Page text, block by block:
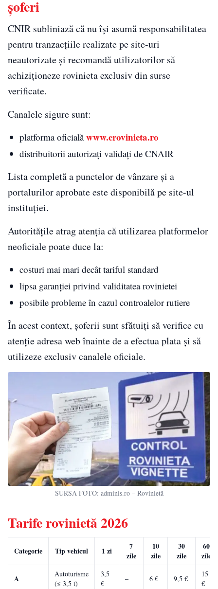
șoferi
CNIR subliniază că nu își asumă responsabilitatea
pentru tranzacțiile realizate pe site-uri
neautorizate și recomandă utilizatorilor să
achiziționeze rovinieta exclusiv din surse
verificate.
Canalele sigure sunt:
platforma oficialăwww.erovinieta.ro
distribuitorii autorizați validați de CNAIR
Lista completă a punctelor de vânzare și a
portalurilor aprobate este disponibilă pe site-ul
instituției.
Autoritățile atrag atenția că utilizarea platformelor
neoficiale poate duce la:
costuri mai mari decât tariful standard
lipsa garanției privind validitatea rovinietei
posibile probleme în cazul controalelor rutiere
În acest context, șoferii sunt sfătuiți să verifice cu
atenție adresa web înainte de a efectua plata și să
utilizeze exclusiv canalele oficiale.
SURSA FOTO: adminis.ro – Rovinietă
Tarife rovinietă 2026
Categorie Tip vehicul 1 zi
7
zile
10
zile
30
zile
60
zile
A
Autoturisme
(≤ 3,5 t)
3,5
€
– 6 € 9,5 €
15
€